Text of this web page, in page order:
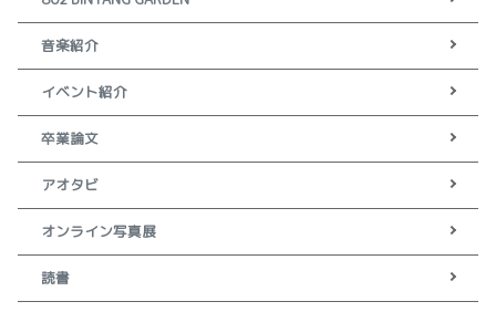
音楽紹介
イベント紹介
卒業論文
アオタビ
オンライン写真展
読書